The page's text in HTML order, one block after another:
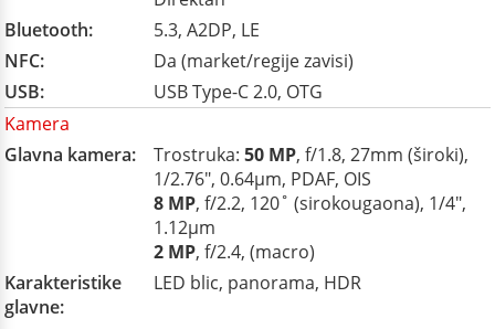
Bluetooth:
5.3, A2DP, LE
NFC:
Da (market/regije zavisi)
USB:
USB Type-C 2.0, OTG
Kamera
Glavna kamera:
Trostruka: 50 MP, f/1.8, 27mm (široki),
1/2.76", 0.64µm, PDAF, OIS
8 MP, f/2.2, 120˚ (sirokougaona), 1/4",
1.12µm
2 MP, f/2.4, (macro)
Karakteristike
glavne:
LED blic, panorama, HDR